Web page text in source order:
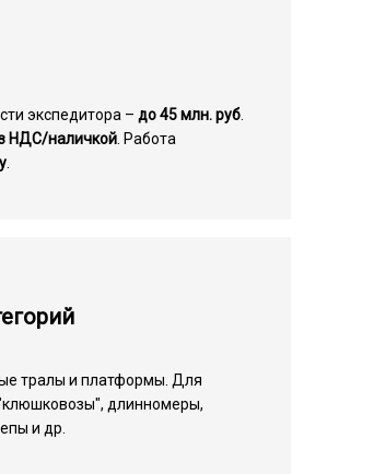
экспедитора –до 45 млн. руб
НДС/наличкой . Работа
тралы и платформы. Для
длинномеры,
и др.